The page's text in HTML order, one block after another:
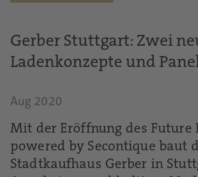
Gerber Stuttgart: Zwei
Ladenkonzepte und
Aug 2020
Mit der Eröffnung des Future
powered by Secontique baut
Stadtkaufhaus Gerber in